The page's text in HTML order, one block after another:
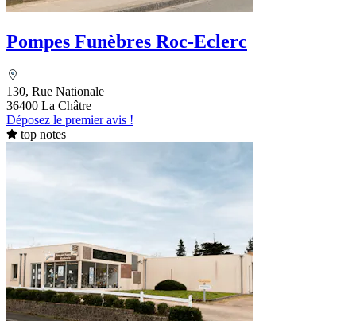
Pompes Funèbres Roc-Eclerc
130, Rue Nationale
36400 La Châtre
Déposez le premier avis !
top notes